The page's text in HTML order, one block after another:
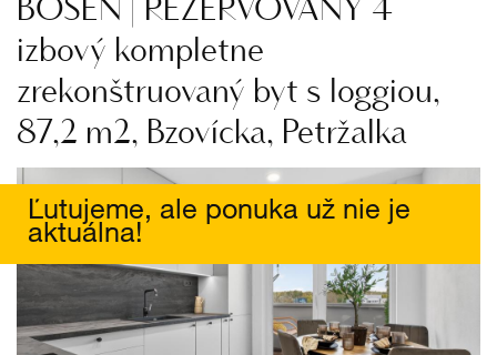
izbový kompletne
zrekonštruovaný byt s loggiou,
87,2 m2, Bzovícka, Petržalka
Ľutujeme, ale ponuka už nie je
aktuálna!